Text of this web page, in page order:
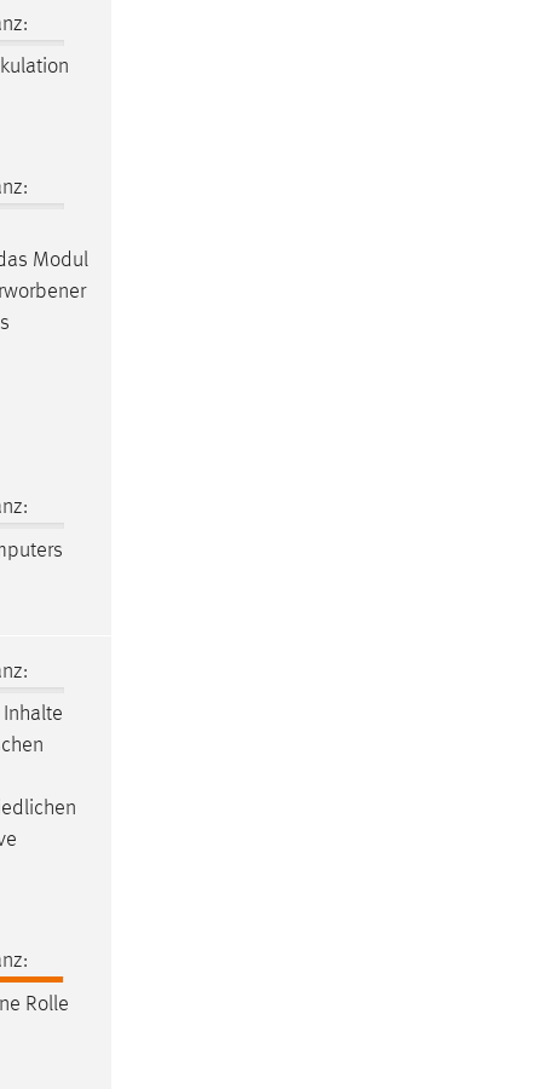
Modul
Rolle